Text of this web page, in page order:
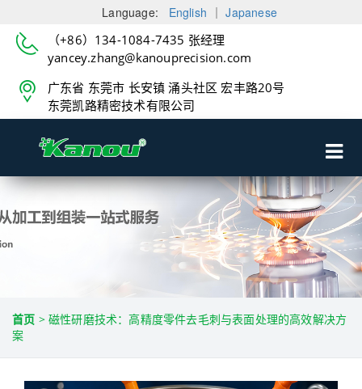
Language: English ｜Japanese
（+86）134-1084-7435 张经理
yancey.zhang@kanouprecision.com
广东省 东莞市 长安镇 涌头社区 宏丰路20号
东莞凯路精密技术有限公司
首页 >磁性研磨技术：高精度零件去毛刺与表面处理的高效解决方
案